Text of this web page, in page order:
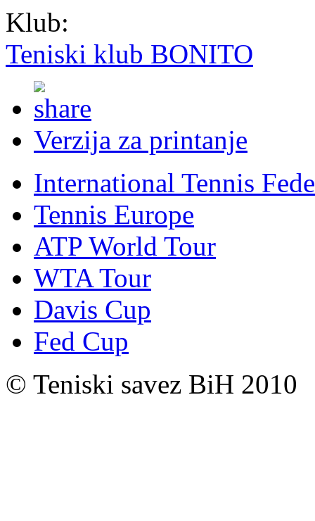
Klub:
Teniski klub BONITO
Verzija za printanje
International Tennis
Tennis Europe
ATP World Tour
WTA Tour
Davis Cup
Fed Cup
© Teniski savez BiH 2010